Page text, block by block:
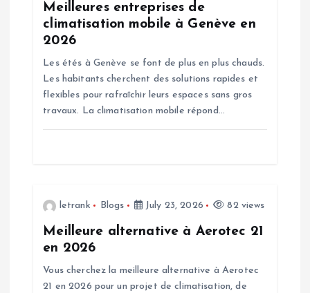
Meilleures entreprises de
climatisation mobile à Genève en
2026
Les étés à Genève se font de plus en plus chauds.
Les habitants cherchent des solutions rapides et
flexibles pour rafraîchir leurs espaces sans gros
travaux. La climatisation mobile répond…
letrank Blogs July 23, 2026 82 views
Meilleure alternative à Aerotec 21
en 2026
Vous cherchez la meilleure alternative à Aerotec
21 en 2026 pour un projet de climatisation, de